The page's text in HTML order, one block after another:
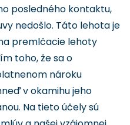
posledného kontaktu,
nedošlo. Táto lehota je
premlčacie lehoty
toho, že sa o
nároku
v okamihu jeho
Na tieto účely sú